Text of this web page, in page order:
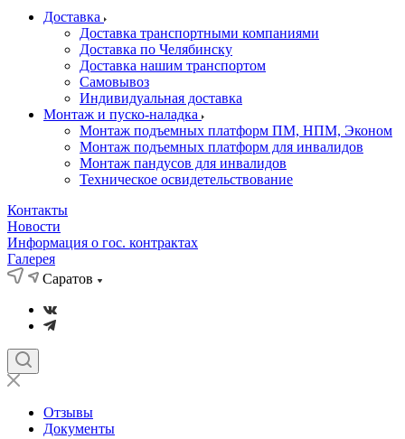
Доставка
Доставка транспортными компаниями
Доставка по Челябинску
Доставка нашим транспортом
Самовывоз
Индивидуальная доставка
Монтаж и пуско-наладка
Монтаж подъемных платформ ПМ, НПМ, Эконом
Монтаж подъемных платформ для инвалидов
Монтаж пандусов для инвалидов
Техническое освидетельствование
Контакты
Новости
Информация о гос. контрактах
Галерея
Саратов
Отзывы
Документы